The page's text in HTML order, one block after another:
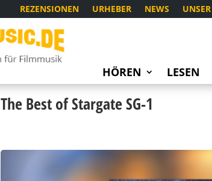
REZENSIONEN URHEBER NEWS
HÖREN LESEN
The Best of Stargate SG-1